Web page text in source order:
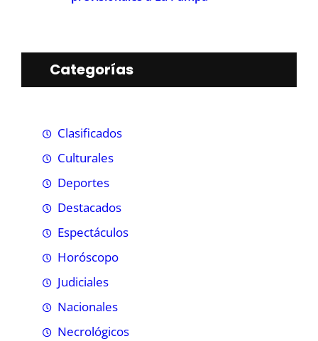
Categorías
Clasificados
Culturales
Deportes
Destacados
Espectáculos
Horóscopo
Judiciales
Nacionales
Necrológicos